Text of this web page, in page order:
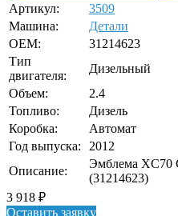
Артикул:
3509
Машина:
Детали
OEM:
31214623
Тип
двигателя:
Дизельный
Объем:
2.4
Топливо:
Дизель
Коробка:
Автомат
Год выпуска:
2012
Описание:
Эмблема XC70
(31214623)
3 918 ₽
Оставить заявку